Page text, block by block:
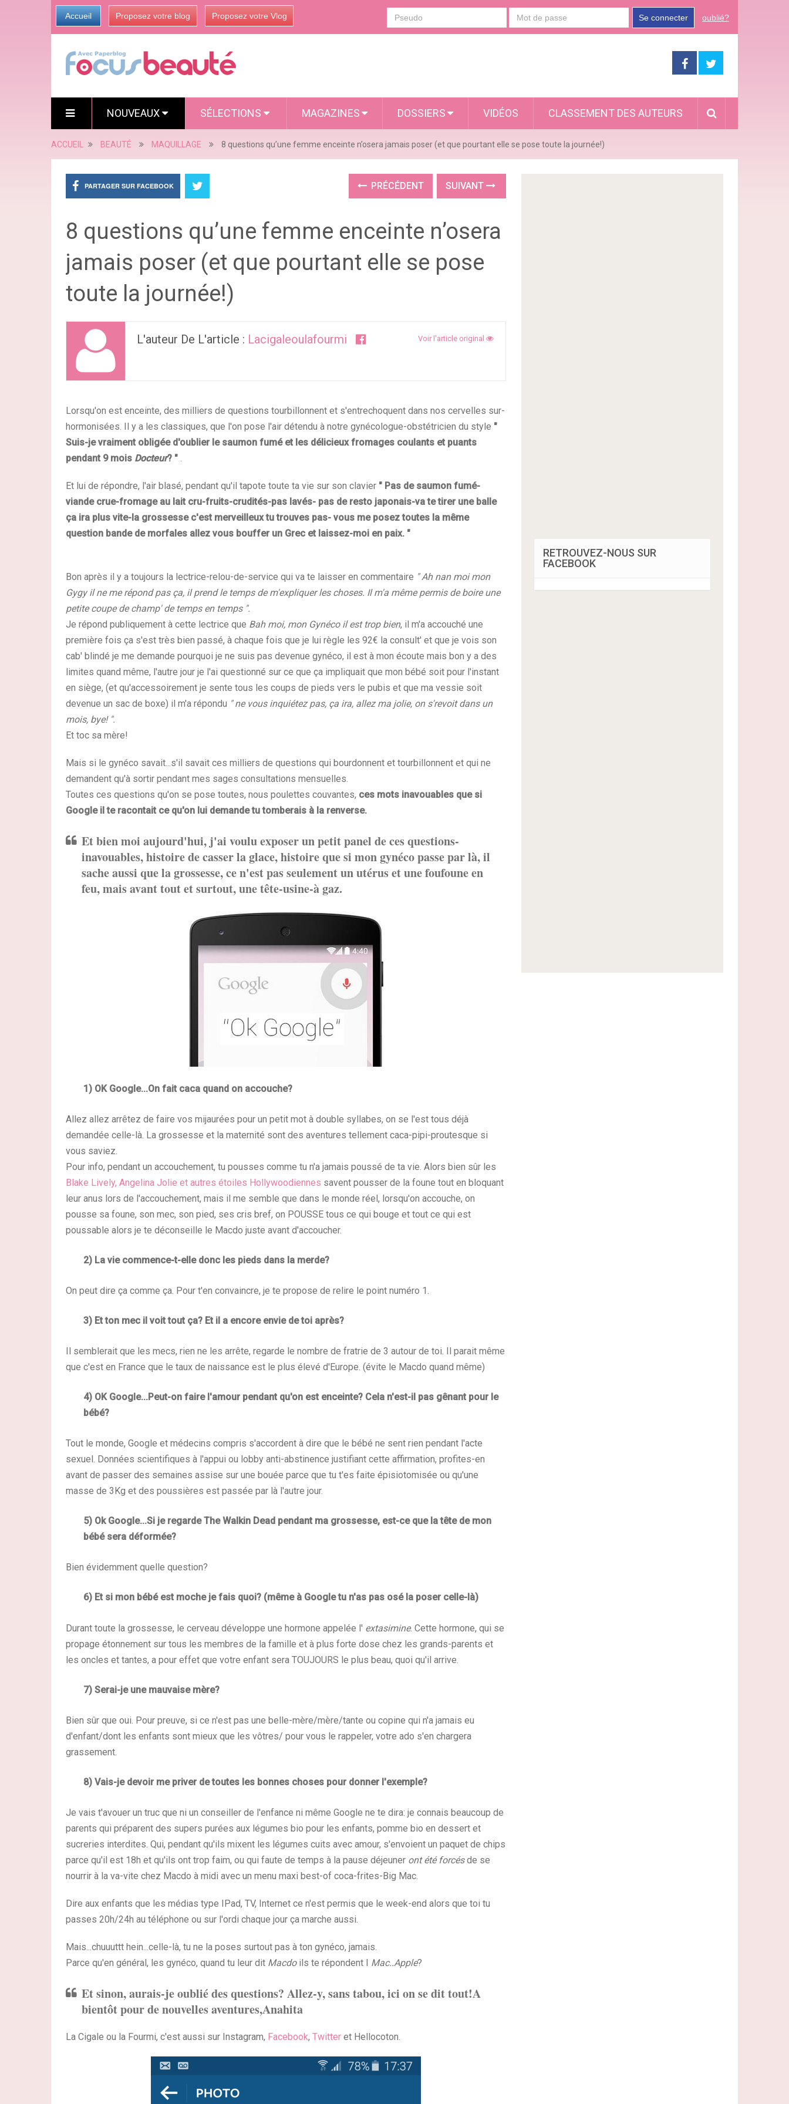
Accueil Proposez votre blog Proposez votre Vlog Se connecter oublié?
NOUVEAUX SÉLECTIONS MAGAZINES DOSSIERS VIDÉOS CLASSEMENT DES AUTEURS
ACCUEIL BEAUTÉ MAQUILLAGE 8 questions qu’une femme enceinte n’osera jamais poser (et que pourtant elle se pose toute la journée!)
PARTAGER SUR FACEBOOK PRÉCÉDENT SUIVANT
8 questions qu’une femme enceinte n’osera
jamais poser (et que pourtant elle se pose
toute la journée!)
L'auteur De L'article : Lacigaleoulafourmi Voir l'article original
Lorsqu'on est enceinte, des milliers de questions tourbillonnent et s'entrechoquent dans nos cervelles sur-
hormonisées. Il y a les classiques, que l'on pose l'air détendu à notre gynécologue-obstétricien du style "
Suis-je vraiment obligée d'oublier le saumon fumé et les délicieux fromages coulants et puants
pendant 9 mois Docteur? " .
Et lui de répondre, l'air blasé, pendant qu'il tapote toute ta vie sur son clavier " Pas de saumon fumé-
viande crue-fromage au lait cru-fruits-crudités-pas lavés- pas de resto japonais-va te tirer une balle
ça ira plus vite-la grossesse c'est merveilleux tu trouves pas- vous me posez toutes la même
question bande de morfales allez vous bouffer un Grec et laissez-moi en paix. "
Bon après il y a toujours la lectrice-relou-de-service qui va te laisser en commentaire " Ah nan moi mon
Gygy il ne me répond pas ça, il prend le temps de m'expliquer les choses. Il m'a même permis de boire une
petite coupe de champ' de temps en temps ".
Je répond publiquement à cette lectrice que Bah moi, mon Gynéco il est trop bien, il m'a accouché une
première fois ça s'est très bien passé, à chaque fois que je lui règle les 92€ la consult' et que je vois son
cab' blindé je me demande pourquoi je ne suis pas devenue gynéco, il est à mon écoute mais bon y a des
limites quand même, l'autre jour je l'ai questionné sur ce que ça impliquait que mon bébé soit pour l'instant
en siège, (et qu'accessoirement je sente tous les coups de pieds vers le pubis et que ma vessie soit
devenue un sac de boxe) il m'a répondu " ne vous inquiétez pas, ça ira, allez ma jolie, on s'revoit dans un
mois, bye! ".
Et toc sa mère!
Mais si le gynéco savait...s'il savait ces milliers de questions qui bourdonnent et tourbillonnent et qui ne
demandent qu'à sortir pendant mes sages consultations mensuelles.
Toutes ces questions qu'on se pose toutes, nous poulettes couvantes, ces mots inavouables que si
Google il te racontait ce qu'on lui demande tu tomberais à la renverse.
Et bien moi aujourd'hui, j'ai voulu exposer un petit panel de ces questions-
inavouables, histoire de casser la glace, histoire que si mon gynéco passe par là, il
sache aussi que la grossesse, ce n'est pas seulement un utérus et une foufoune en
feu, mais avant tout et surtout, une tête-usine-à gaz.
1) OK Google...On fait caca quand on accouche?
Allez allez arrêtez de faire vos mijaurées pour un petit mot à double syllabes, on se l'est tous déjà
demandée celle-là. La grossesse et la maternité sont des aventures tellement caca-pipi-proutesque si
vous saviez.
Pour info, pendant un accouchement, tu pousses comme tu n'a jamais poussé de ta vie. Alors bien sûr les
Blake Lively, Angelina Jolie et autres étoiles Hollywoodiennes savent pousser de la foune tout en bloquant
leur anus lors de l'accouchement, mais il me semble que dans le monde réel, lorsqu'on accouche, on
pousse sa foune, son mec, son pied, ses cris bref, on POUSSE tous ce qui bouge et tout ce qui est
poussable alors je te déconseille le Macdo juste avant d'accoucher.
2) La vie commence-t-elle donc les pieds dans la merde?
On peut dire ça comme ça. Pour t'en convaincre, je te propose de relire le point numéro 1.
3) Et ton mec il voit tout ça? Et il a encore envie de toi après?
Il semblerait que les mecs, rien ne les arrête, regarde le nombre de fratrie de 3 autour de toi. Il parait même
que c'est en France que le taux de naissance est le plus élevé d'Europe. (évite le Macdo quand même)
4) OK Google...Peut-on faire l'amour pendant qu'on est enceinte? Cela n'est-il pas gênant pour le
bébé?
Tout le monde, Google et médecins compris s'accordent à dire que le bébé ne sent rien pendant l'acte
sexuel. Données scientifiques à l'appui ou lobby anti-abstinence justifiant cette affirmation, profites-en
avant de passer des semaines assise sur une bouée parce que tu t'es faite épisiotomisée ou qu'une
masse de 3Kg et des poussières est passée par là l'autre jour.
5) Ok Google...Si je regarde The Walkin Dead pendant ma grossesse, est-ce que la tête de mon
bébé sera déformée?
Bien évidemment quelle question?
6) Et si mon bébé est moche je fais quoi? (même à Google tu n'as pas osé la poser celle-là)
Durant toute la grossesse, le cerveau développe une hormone appelée l' extasimine. Cette hormone, qui se
propage étonnement sur tous les membres de la famille et à plus forte dose chez les grands-parents et
les oncles et tantes, a pour effet que votre enfant sera TOUJOURS le plus beau, quoi qu'il arrive.
7) Serai-je une mauvaise mère?
Bien sûr que oui. Pour preuve, si ce n'est pas une belle-mère/mère/tante ou copine qui n'a jamais eu
d'enfant/dont les enfants sont mieux que les vôtres/ pour vous le rappeler, votre ado s'en chargera
grassement.
8) Vais-je devoir me priver de toutes les bonnes choses pour donner l'exemple?
Je vais t'avouer un truc que ni un conseiller de l'enfance ni même Google ne te dira: je connais beaucoup de
parents qui préparent des supers purées aux légumes bio pour les enfants, pomme bio en dessert et
sucreries interdites. Qui, pendant qu'ils mixent les légumes cuits avec amour, s'envoient un paquet de chips
parce qu'il est 18h et qu'ils ont trop faim, ou qui faute de temps à la pause déjeuner ont été forcésde se
nourrir à la va-vite chez Macdo à midi avec un menu maxi best-of coca-frites-Big Mac.
Dire aux enfants que les médias type IPad, TV, Internet ce n'est permis que le week-end alors que toi tu
passes 20h/24h au téléphone ou sur l'ordi chaque jour ça marche aussi.
Mais...chuuuttt hein...celle-là, tu ne la poses surtout pas à ton gynéco, jamais.
Parce qu'en général, les gynéco, quand tu leur dit Macdoils te répondent I Mac..Apple?
Et sinon, aurais-je oublié des questions? Allez-y, sans tabou, ici on se dit tout!A
bientôt pour de nouvelles aventures,Anahita
La Cigale ou la Fourmi, c'est aussi sur Instagram, Facebook, Twitter et Hellocoton.
RETROUVEZ-NOUS SUR
FACEBOOK